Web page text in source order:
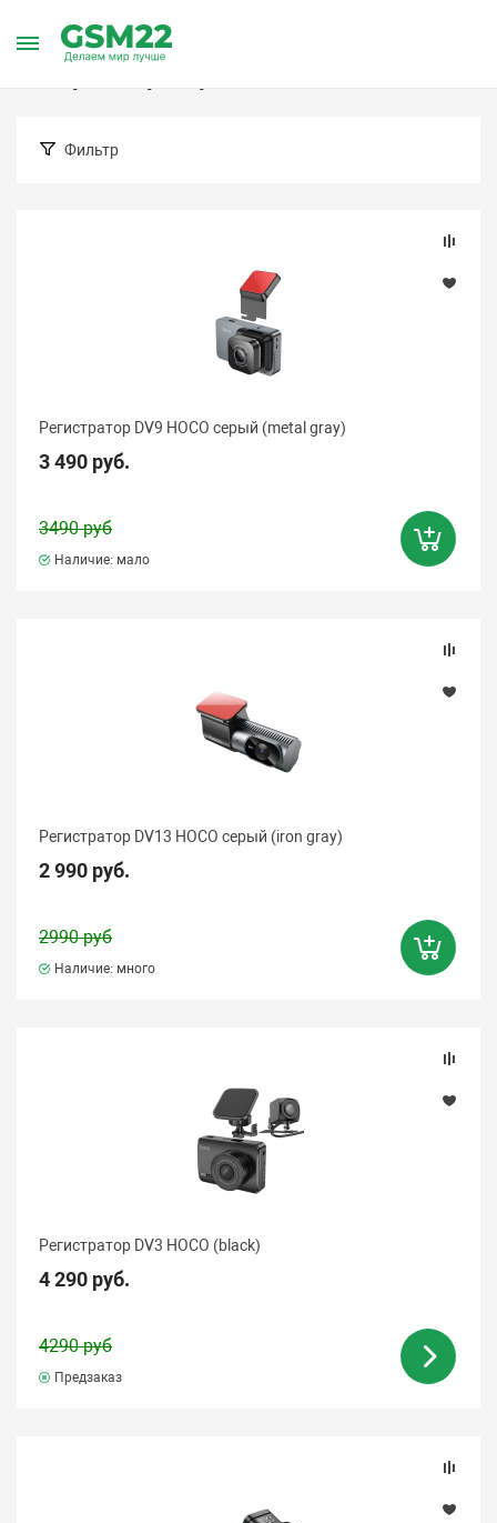
Главная Каталог товаров
Фильтр
Регистратор DV9 HOCO серый (metal gray)
3 490 руб.
3490 руб
Наличие: мало
Регистратор DV13 HOCO серый (iron gray)
2 990 руб.
2990 руб
Наличие: много
Регистратор DV3 HOCO (black)
4 290 руб.
4290 руб
Предзаказ